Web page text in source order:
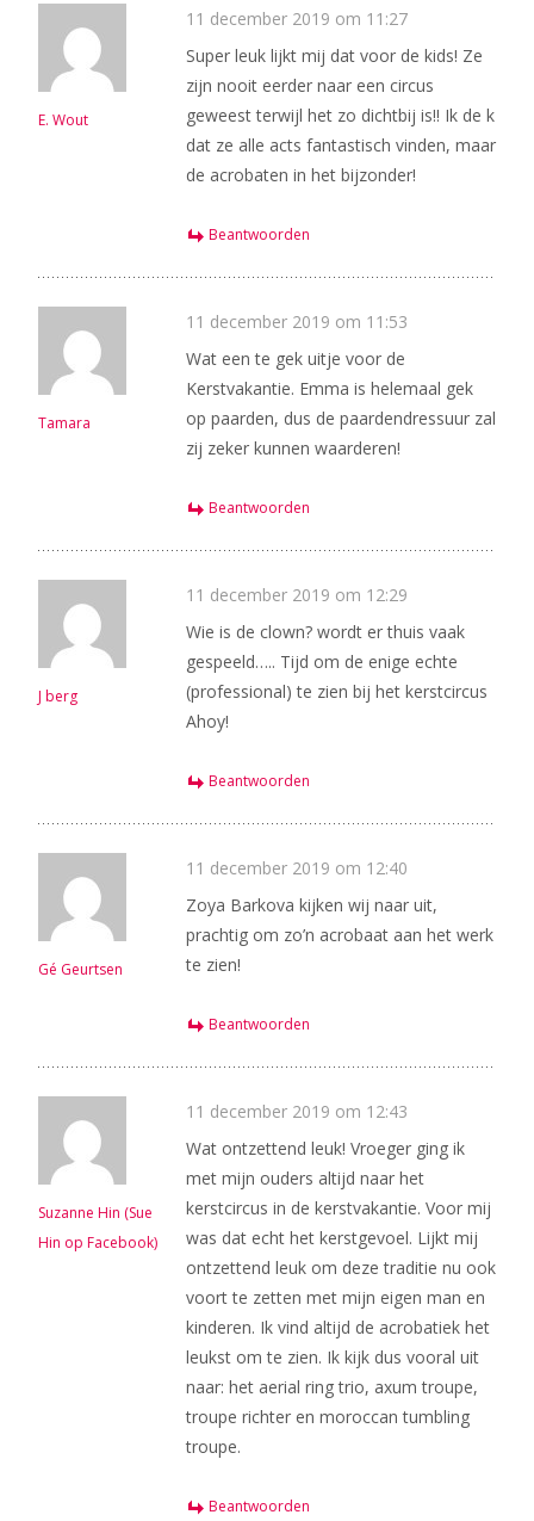
E. Wout
11 december 2019 om 11:27
Super leuk lijkt mij dat voor de kids! Ze
zijn nooit eerder naar een circus
geweest terwijl het zo dichtbij is!! Ik de k
dat ze alle acts fantastisch vinden, maar
de acrobaten in het bijzonder!
Beantwoorden
Tamara
11 december 2019 om 11:53
Wat een te gek uitje voor de
Kerstvakantie. Emma is helemaal gek
op paarden, dus de paardendressuur zal
zij zeker kunnen waarderen!
Beantwoorden
J berg
11 december 2019 om 12:29
Wie is de clown? wordt er thuis vaak
gespeeld….. Tijd om de enige echte
(professional) te zien bij het kerstcircus
Ahoy!
Beantwoorden
Gé Geurtsen
11 december 2019 om 12:40
Zoya Barkova kijken wij naar uit,
prachtig om zo’n acrobaat aan het werk
te zien!
Beantwoorden
Suzanne Hin (Sue
Hin op Facebook)
11 december 2019 om 12:43
Wat ontzettend leuk! Vroeger ging ik
met mijn ouders altijd naar het
kerstcircus in de kerstvakantie. Voor mij
was dat echt het kerstgevoel. Lijkt mij
ontzettend leuk om deze traditie nu ook
voort te zetten met mijn eigen man en
kinderen. Ik vind altijd de acrobatiek het
leukst om te zien. Ik kijk dus vooral uit
naar: het aerial ring trio, axum troupe,
troupe richter en moroccan tumbling
troupe.
Beantwoorden